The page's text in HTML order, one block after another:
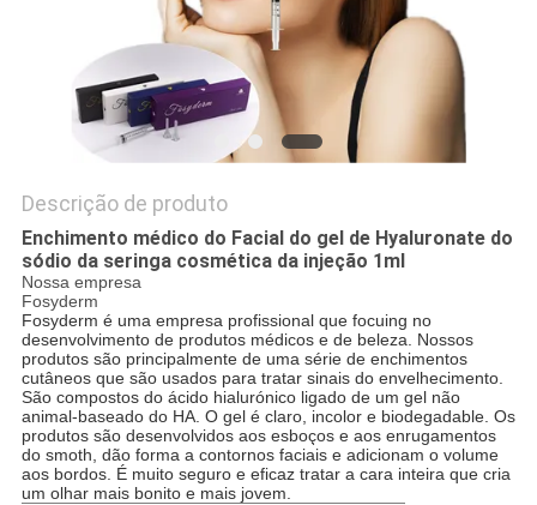
PRIVACY
POLICY
Descrição de produto
Enchimento médico do Facial do gel de Hyaluronate do
sódio da seringa cosmética da injeção 1ml
Nossa empresa
Fosyderm
Fosyderm é uma empresa profissional que focuing no
desenvolvimento de produtos médicos e de beleza. Nossos
produtos são principalmente de uma série de enchimentos
cutâneos que são usados para tratar sinais do envelhecimento.
São compostos do ácido hialurónico ligado de um gel não
animal-baseado do HA. O gel é claro, incolor e biodegadable. Os
produtos são desenvolvidos aos esboços e aos enrugamentos
do smoth, dão forma a contornos faciais e adicionam o volume
aos bordos. É muito seguro e eficaz tratar a cara inteira que cria
um olhar mais bonito e mais jovem.